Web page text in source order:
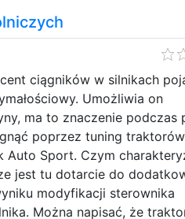
ciągników w silnikach
Umożliwia on
ma to znaczenie podczas
poprzez tuning
Auto Sport. Czym
jest tu dotarcie do
modyfikacji sterownika
Można napisać, że